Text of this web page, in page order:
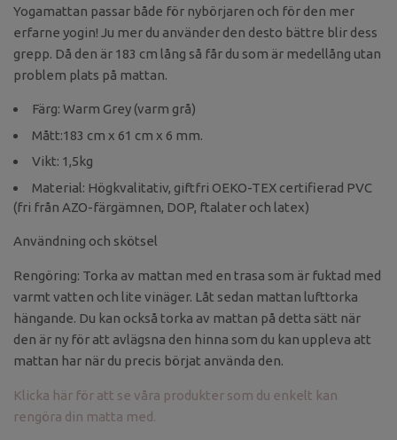
Yogamattan passar både för nybörjaren och för den mer
erfarne yogin! Ju mer du använder den desto bättre blir dess
grepp. Då den är 183 cm lång så får du som är medellång utan
problem plats på mattan.
Färg: Warm Grey (varm grå)
Mått:183 cm x 61 cm x 6 mm.
Vikt: 1,5kg
Material: Högkvalitativ, giftfri OEKO-TEX certifierad PVC
(fri från AZO-färgämnen, DOP, ftalater och latex)
Användning och skötsel
Rengöring: Torka av mattan med en trasa som är fuktad med
varmt vatten och lite vinäger. Låt sedan mattan lufttorka
hängande. Du kan också torka av mattan på detta sätt när
den är ny för att avlägsna den hinna som du kan uppleva att
mattan har när du precis börjat använda den.
Klicka här för att se våra produkter som du enkelt kan
rengöra din matta med.